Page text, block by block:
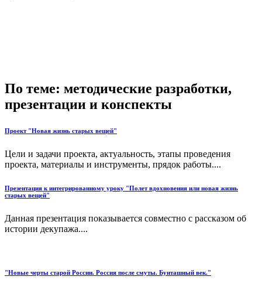
По теме: методические разработки,
презентации и конспекты
Проект "Новая жизнь старых вещей"
Цели и задачи проекта, актуальность, этапы проведения
проекта, материалы и инструменты, прядок работы....
Презентация к интегрированному уроку "Полет вдохновения или новая жизнь
старых вещей"
Данная презентация показывается совместно с рассказом об
истории декупажа....
"Новые черты старой России. Россия после смуты. Бунташный век."